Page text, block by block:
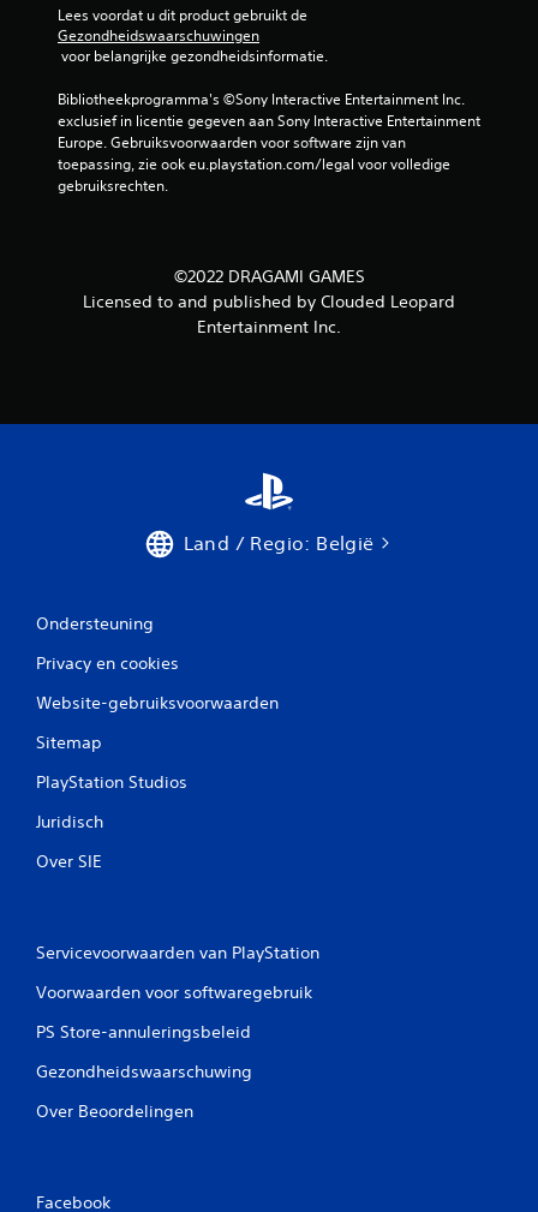
r
d
e
Lees voordat u dit product gebruikt de
Gezondheidswaarschuwingen
voor belangrijke gezondheidsinformatie.
Bibliotheekprogramma's ©Sony Interactive Entertainment Inc.
exclusief in licentie gegeven aan Sony Interactive Entertainment
Europe. Gebruiksvoorwaarden voor software zijn van
toepassing, zie ook eu.playstation.com/legal voor volledige
gebruiksrechten.
©2022 DRAGAMI GAMES
Licensed to and published by Clouded Leopard
Entertainment Inc.
Land / Regio: België
Ondersteuning
Privacy en cookies
Website-gebruiksvoorwaarden
Sitemap
PlayStation Studios
Juridisch
Over SIE
Servicevoorwaarden van PlayStation
Voorwaarden voor softwaregebruik
PS Store-annuleringsbeleid
Gezondheidswaarschuwing
Over Beoordelingen
Facebook